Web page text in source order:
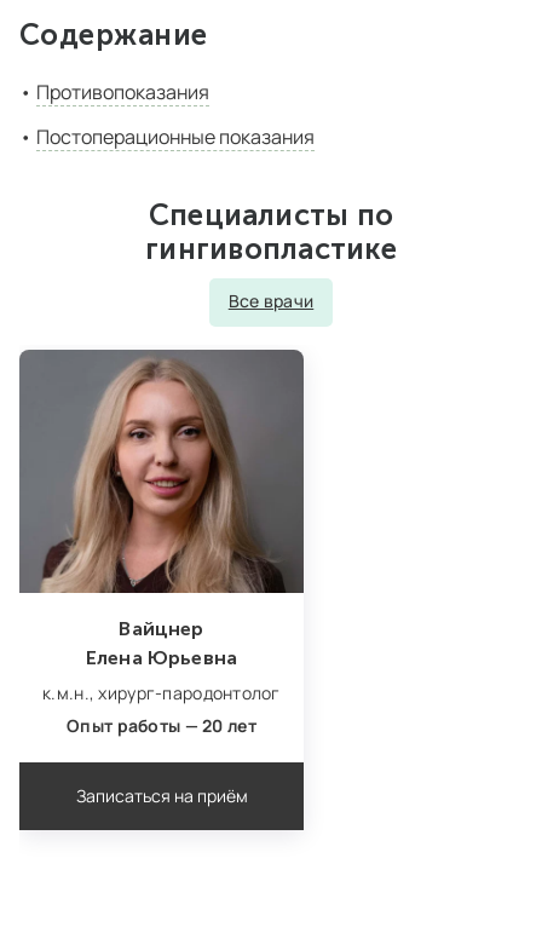
Содержание
Противопоказания
Постоперационные показания
Специалисты по
гингивопластике
Все врачи
Вайцнер
Елена Юрьевна
к.м.н.,хирург‑пародонтолог
Опыт работы — 20 лет
Записаться на приём